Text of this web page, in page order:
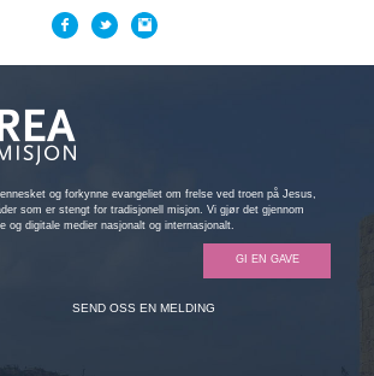
og forkynne evangeliet om frelse ved troen på Jesus,
som er stengt for tradisjonell misjon. Vi gjør det gjennom
og digitale medier nasjonalt og internasjonalt.
GI EN GAVE
SEND OSS EN MELDING